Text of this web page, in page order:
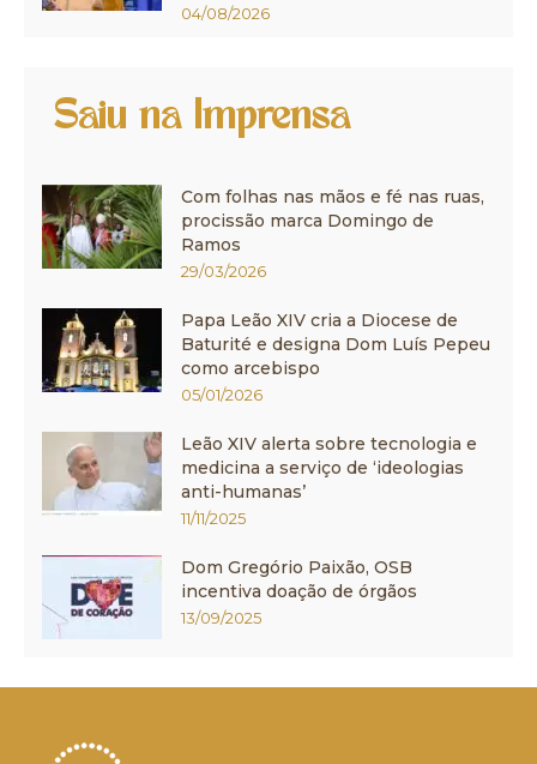
04/08/2026
Saiu na Imprensa
Com folhas nas mãos e fé nas ruas,
procissão marca Domingo de
Ramos
29/03/2026
Papa Leão XIV cria a Diocese de
Baturité e designa Dom Luís Pepeu
como arcebispo
05/01/2026
Leão XIV alerta sobre tecnologia e
medicina a serviço de ‘ideologias
anti-humanas’
11/11/2025
Dom Gregório Paixão, OSB
incentiva doação de órgãos
13/09/2025